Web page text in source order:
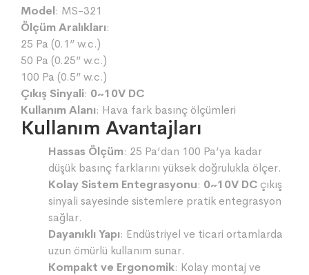
Model: MS-321
Ölçüm Aralıkları:
25 Pa (0.1” w.c.)
50 Pa (0.25” w.c.)
100 Pa (0.5” w.c.)
Çıkış Sinyali: 0~10V DC
Kullanım Alanı: Hava fark basınç ölçümleri
Kullanım Avantajları
Hassas Ölçüm: 25 Pa’dan 100 Pa’ya kadar
düşük basınç farklarını yüksek doğrulukla ölçer.
Kolay Sistem Entegrasyonu: 0~10V DC çıkış
sinyali sayesinde sistemlere pratik entegrasyon
sağlar.
Dayanıklı Yapı: Endüstriyel ve ticari ortamlarda
uzun ömürlü kullanım sunar.
Kompakt ve Ergonomik: Kolay montaj ve